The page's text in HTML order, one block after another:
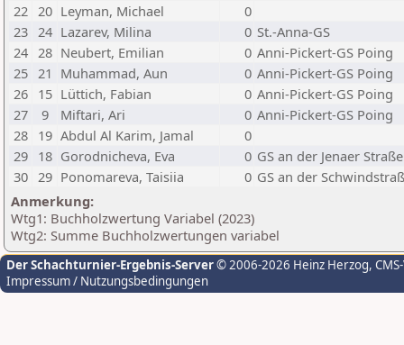
22 20 Leyman, Michael
0
23 24 Lazarev, Milina 0 St.-Anna-GS
24 28 Neubert, Emilian 0 Anni-Pickert-GS Poing
25 21 Muhammad, Aun 0 Anni-Pickert-GS Poing
26 15 Lüttich, Fabian 0 Anni-Pickert-GS Poing
27
9 Miftari, Ari 0 Anni-Pickert-GS Poing
28 19 Abdul Al Karim, Jamal
0
29 18 Gorodnicheva, Eva 0 GS an der Jenaer Straße
30 29 Ponomareva, Taisiia 0 GS an der
Anmerkung:
Wtg1: Buchholzwertung Variabel (2023)
Wtg2: Summe Buchholzwertungen variabel
Der Schachturnier-Ergebnis-Server© 2006-2026 Heinz Herzog,
Impressum / Nutzungsbedingungen